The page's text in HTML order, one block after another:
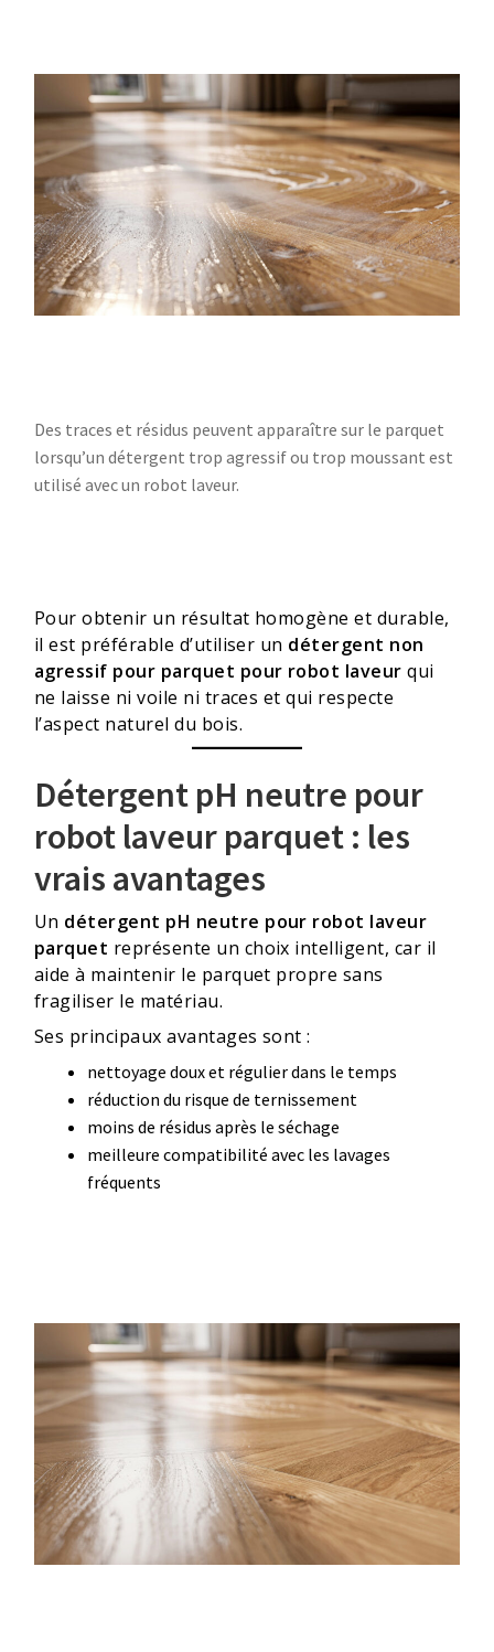
Des traces et résidus peuvent apparaître sur le parquet
lorsqu’un détergent trop agressif ou trop moussant est
utilisé avec un robot laveur.
Pour obtenir un résultat homogène et durable,
il est préférable d’utiliser un détergent non
agressif pour parquet pour robot laveur qui
ne laisse ni voile ni traces et qui respecte
l’aspect naturel du bois.
Détergent pH neutre pour
robot laveur parquet : les
vrais avantages
Un détergent pH neutre pour robot laveur
parquet représente un choix intelligent, car il
aide à maintenir le parquet propre sans
fragiliser le matériau.
Ses principaux avantages sont :
nettoyage doux et régulier dans le temps
réduction du risque de ternissement
moins de résidus après le séchage
meilleure compatibilité avec les lavages
fréquents